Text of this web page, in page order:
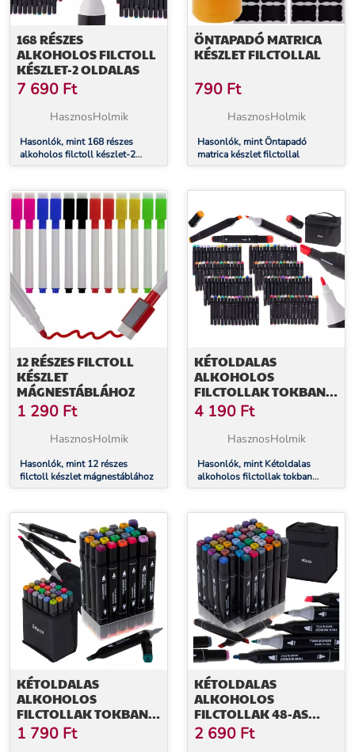
168 RÉSZES
ALKOHOLOS FILCTOLL
KÉSZLET-2 OLDALAS
7 690 Ft
HasznosHolmik
Hasonlók, mint 168 részes
alkoholos filctoll készlet-2
oldalas
ÖNTAPADÓ MATRICA
KÉSZLET FILCTOLLAL
790 Ft
HasznosHolmik
Hasonlók, mint Öntapadó
matrica készlet filctollal
12 RÉSZES FILCTOLL
KÉSZLET
MÁGNESTÁBLÁHOZ
1 290 Ft
HasznosHolmik
Hasonlók, mint 12 részes
filctoll készlet mágnestáblához
KÉTOLDALAS
ALKOHOLOS
FILCTOLLAK TOKBAN
80DB
4 190 Ft
HasznosHolmik
Hasonlók, mint Kétoldalas
alkoholos filctollak tokban
80db
KÉTOLDALAS
ALKOHOLOS
FILCTOLLAK TOKBAN
24 DB + ÁLLVÁNY
1 790 Ft
KÉTOLDALAS
ALKOHOLOS
FILCTOLLAK 48-AS
TOKBAN + ÁLLVÁNY
2 690 Ft